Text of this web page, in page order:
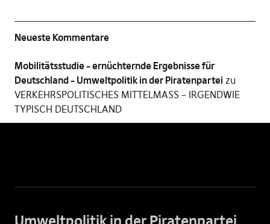
Neueste Kommentare
Mobilitätsstudie – ernüchternde Ergebnisse für
Deutschland – Umweltpolitik in der Piratenpartei zu
VERKEHRSPOLITISCHES MITTELMASS – IRGENDWIE
TYPISCH DEUTSCHLAND